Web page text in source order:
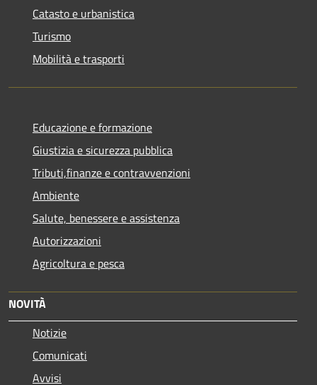
Catasto e urbanistica
Turismo
Mobilità e trasporti
Educazione e formazione
Giustizia e sicurezza pubblica
Tributi,finanze e contravvenzioni
Ambiente
Salute, benessere e assistenza
Autorizzazioni
Agricoltura e pesca
NOVITÀ
Notizie
Comunicati
Avvisi